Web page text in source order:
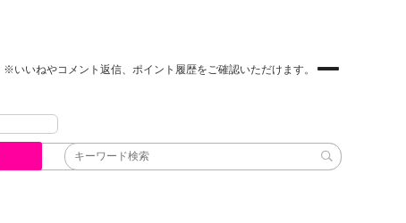
※いいねやコメント返信、ポイント履歴をご確認いただけます。